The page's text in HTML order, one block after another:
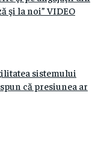
şi la noi” VIDEO
sistemului
că presiunea ar